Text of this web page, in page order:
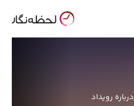
درباره رویداد